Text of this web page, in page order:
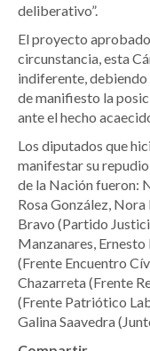
deliberativo”.
El proyecto
circunstancia, esta
indiferente,
de manifiesto la
ante el hecho
Los diputados que
manifestar su
de la Nación fueron:
Rosa González,
Bravo (Partido
Manzanares,
(Frente Encuentro
Chazarreta (Frente
(Frente Patriótico
Galina Saavedra